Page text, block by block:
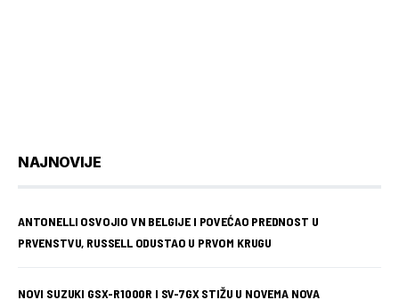
NAJNOVIJE
ANTONELLI OSVOJIO VN BELGIJE I POVEĆAO PREDNOST U
PRVENSTVU, RUSSELL ODUSTAO U PRVOM KRUGU
NOVI SUZUKI GSX-R1000R I SV-7GX STIŽU U NOVEMA NOVA